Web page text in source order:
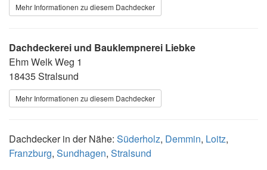
Mehr Informationen zu diesem Dachdecker
Dachdeckerei und Bauklempnerei Liebke
Ehm Welk Weg 1
18435 Stralsund
Mehr Informationen zu diesem Dachdecker
Dachdecker in der Nähe: Süderholz, Demmin, Loitz,
Franzburg, Sundhagen, Stralsund